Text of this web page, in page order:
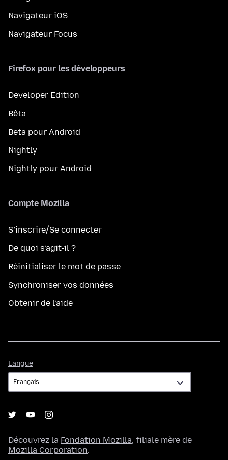
Navigateur iOS
Navigateur Focus
Firefox pour les développeurs
Developer Edition
Bêta
Beta pour Android
Nightly
Nightly pour Android
Compte Mozilla
S’inscrire/Se connecter
De quoi s’agit-il ?
Réinitialiser le mot de passe
Synchroniser vos données
Obtenir de l’aide
Langue
Découvrez la Fondation Mozilla, filiale mère de
Mozilla Corporation.